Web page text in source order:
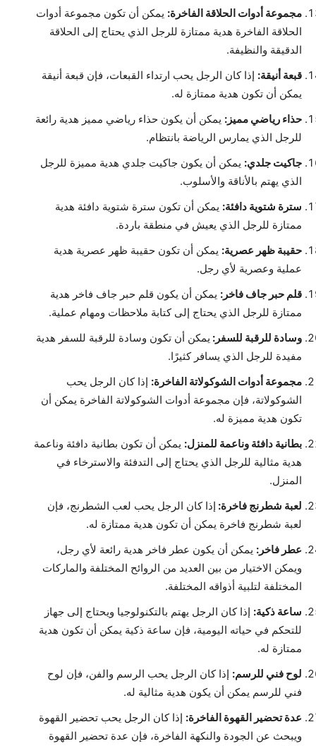
مجموعة أدوات الحلاقة الفاخرة: يمكن أن تكون مجموعة أدوات
الحلاقة الفاخرة هدية ممتازة للرجل الذي يحتاج إلى الحلاقة
الدقيقة والنظيفة.
قبعة أنيقة: إذا كان الرجل يحب ارتداء القبعات، فإن قبعة أنيقة
يمكن أن تكون هدية ممتازة له.
حذاء رياضي مميز: يمكن أن يكون حذاء رياضي مميز هدية رائعة
للرجل الذي يمارس الرياضة بانتظام.
جاكيت جلدي: يمكن أن يكون جاكيت جلدي هدية مميزة للرجل
الذي يهتم بالأناقة والأسلوب.
سترة شتوية دافئة: يمكن أن تكون سترة شتوية دافئة هدية
ممتازة للرجل الذي يعيش في منطقة باردة.
حقيبة ظهر عصرية: يمكن أن تكون حقيبة ظهر عصرية هدية
عملية وعصرية لأي رجل.
قلم حبر جاف فاخر: يمكن أن يكون قلم حبر جاف فاخر هدية
ممتازة للرجل الذي يحتاج إلى كتابة ملاحظات ومهام عملية.
وسادة للرقبة للسفر: يمكن أن تكون وسادة للرقبة للسفر هدية
مفيدة للرجل الذي يسافر كثيرًا.
مجموعة أدوات الشوكولاتة الفاخرة: إذا كان الرجل يحب
الشوكولاتة، فإن مجموعة أدوات الشوكولاتة الفاخرة يمكن أن
تكون هدية مميزة له.
بطانية دافئة وناعمة للمنزل: يمكن أن تكون بطانية دافئة وناعمة
هدية مثالية للرجل الذي يحتاج إلى التدفئة والاسترخاء في
المنزل.
لعبة شطرنج فاخرة: إذا كان الرجل يحب لعب الشطرنج، فإن
لعبة شطرنج فاخرة يمكن أن تكون هدية ممتازة له.
عطر فاخر: يمكن أن يكون عطر فاخر هدية رائعة لأي رجل،
ويمكن الاختيار من بين العديد من الروائح المختلفة والماركات
المختلفة لتلبية أذواقه المختلفة.
ساعة ذكية: إذا كان الرجل يهتم بالتكنولوجيا ويحتاج إلى جهاز
للتحكم في حياته اليومية، فإن ساعة ذكية يمكن أن تكون هدية
ممتازة له.
لوح فني للرسم: إذا كان الرجل يحب الرسم والفن، فإن لوح
فني للرسم يمكن أن يكون هدية مثالية له.
عدة تحضير القهوة الفاخرة: إذا كان الرجل يحب تحضير القهوة
ويبحث عن الجودة والنكهة الفاخرة، فإن عدة تحضير القهوة